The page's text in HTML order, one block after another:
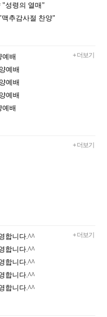
"성령의 열매"
맥추감사절 찬양"
+ 더보기
예배
예배
예배
예배
예배
+ 더보기
+ 더보기
합니다.^^
합니다.^^
합니다.^^
합니다.^^
합니다.^^